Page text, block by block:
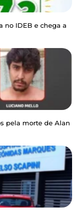
no IDEB e chega a
pela morte de Alan